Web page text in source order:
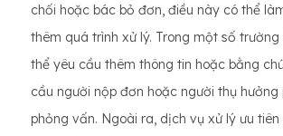
chối hoặc bác bỏ đơn, điều này có thể
thêm quá trình xử lý. Trong một số trường
thể yêu cầu thêm thông tin hoặc bằng
cầu người nộp đơn hoặc người thụ hưởng
phỏng vấn. Ngoài ra, dịch vụ xử lý ưu